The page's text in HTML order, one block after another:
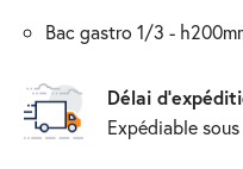
bac gastro 1/3 -
Délai
Expédiable